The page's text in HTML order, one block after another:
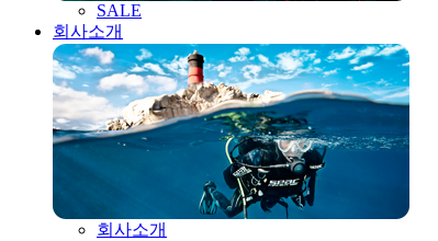
SALE
회사소개
회사소개